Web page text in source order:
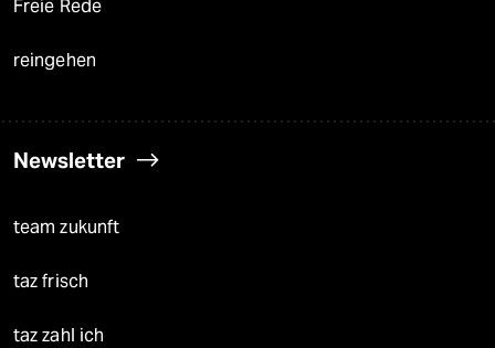
Freie Rede
reingehen
Newsletter
team zukunft
taz frisch
taz zahl ich